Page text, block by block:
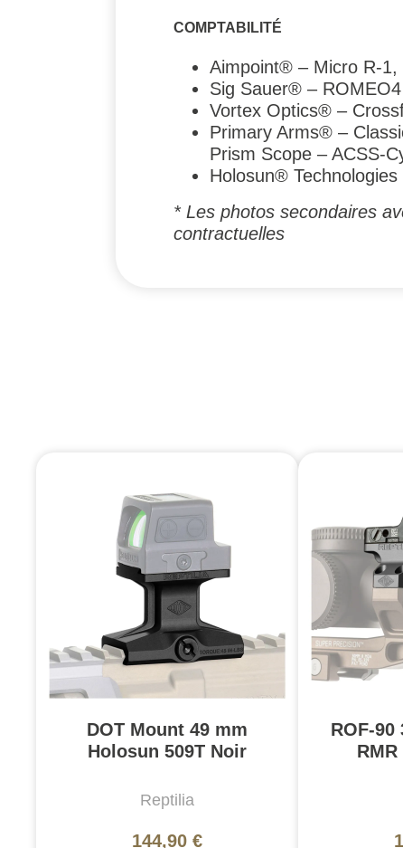
COMPTABILITÉ
Aimpoint® – Micro R-
Sig Sauer® –
Vortex Optics® –
Primary Arms® –
Prism Scope – ACSS-
Holosun®
* Les photos secondaires
contractuelles
DOT Mount 49 mm
Holosun 509T Noir
Reptilia
144,90 €
ROF-